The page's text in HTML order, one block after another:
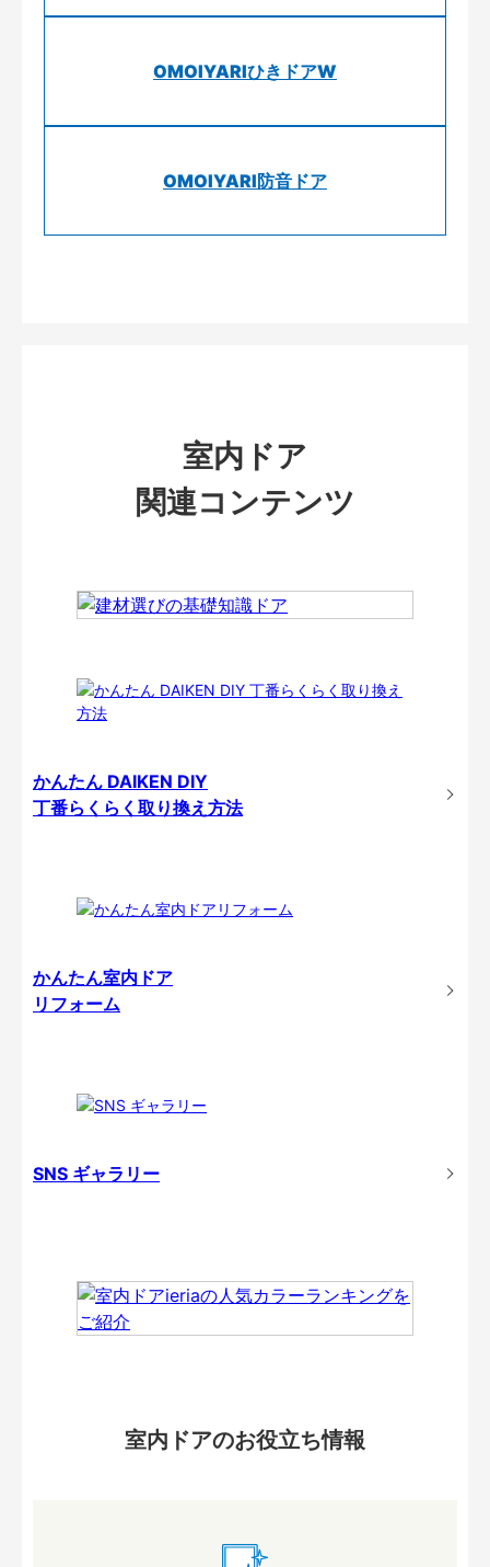
OMOIYARIひきドアW
OMOIYARI防音ドア
室内ドア
関連コンテンツ
かんたん DAIKEN DIY
丁番らくらく取り換え方法
かんたん室内ドア
リフォーム
SNS ギャラリー
室内ドアのお役立ち情報